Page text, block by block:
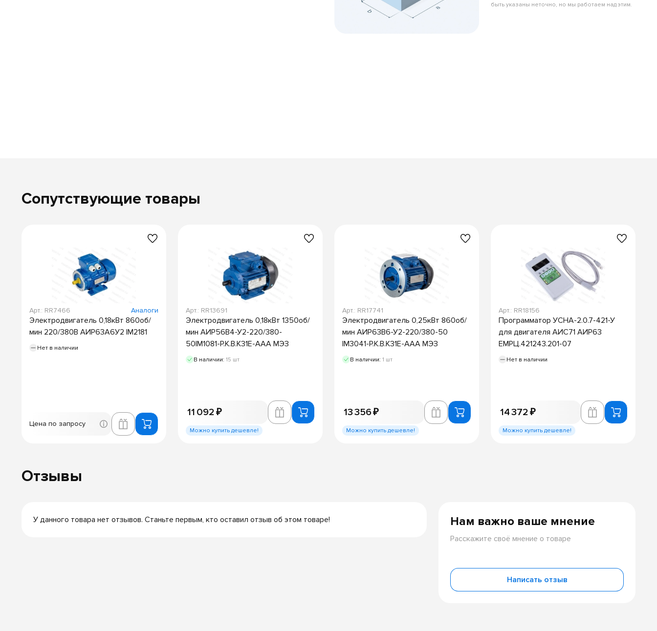
быть указаны неточно, но мы работаем над этим.
Сопутствующие товары
Арт.: RR7466 Аналоги
Электродвигатель 0,18кВт 860об/
мин 220/380В АИР63А6У2 IM2181
Нет в наличии
Цена по запросу
Арт.: RR13691
Электродвигатель 0,18кВт 1350об/
мин АИР56В4-У2-220/380-
50IM1081-Р.К.В.К31Е-ААА МЭЗ
В наличии: 15 шт
11 092 ₽
Можно купить дешевле!
Арт.: RR17741
Электродвигатель 0,25кВт 860об/
мин АИР63В6-У2-220/380-50
IM3041-Р.К.В.К31Е-ААА МЭЗ
В наличии: 1 шт
13 356 ₽
Можно купить дешевле!
Арт.: RR18156
Программатор УСНА-2.0.7-421-У
для двигателя АИС71 АИР63
ЕМРЦ.421243.201-07
Нет в наличии
14 372 ₽
Можно купить дешевле!
Отзывы
У данного товара нет отзывов. Станьте первым, кто оставил отзыв об этом товаре! Нам важно ваше мнение
Расскажите своё мнение о товаре
Написать отзыв